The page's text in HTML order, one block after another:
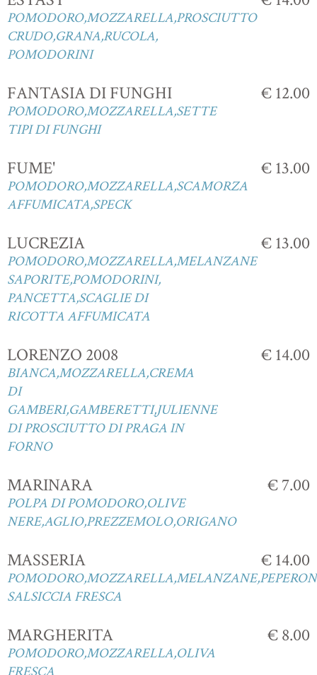
POMODORO,MOZZARELLA,PROSCIUTTO
CRUDO,GRANA,RUCOLA,
POMODORINI
FANTASIA DI FUNGHI
POMODORO,MOZZARELLA,SETTE
TIPI DI FUNGHI
€ 12.00
FUME'
POMODORO,MOZZARELLA,SCAMORZA
AFFUMICATA,SPECK
€ 13.00
LUCREZIA
POMODORO,MOZZARELLA,MELANZANE
SAPORITE,POMODORINI,
PANCETTA,SCAGLIE DI
RICOTTA AFFUMICATA
€ 13.00
LORENZO 2008
BIANCA,MOZZARELLA,CREMA
DI
GAMBERI,GAMBERETTI,JULIENNE
DI PROSCIUTTO DI PRAGA IN
FORNO
€ 14.00
MARINARA
POLPA DI POMODORO,OLIVE
NERE,AGLIO,PREZZEMOLO,ORIGANO
€ 7.00
MASSERIA
SALSICCIA FRESCA
€ 14.00
MARGHERITA
POMODORO,MOZZARELLA,OLIVA
€ 8.00